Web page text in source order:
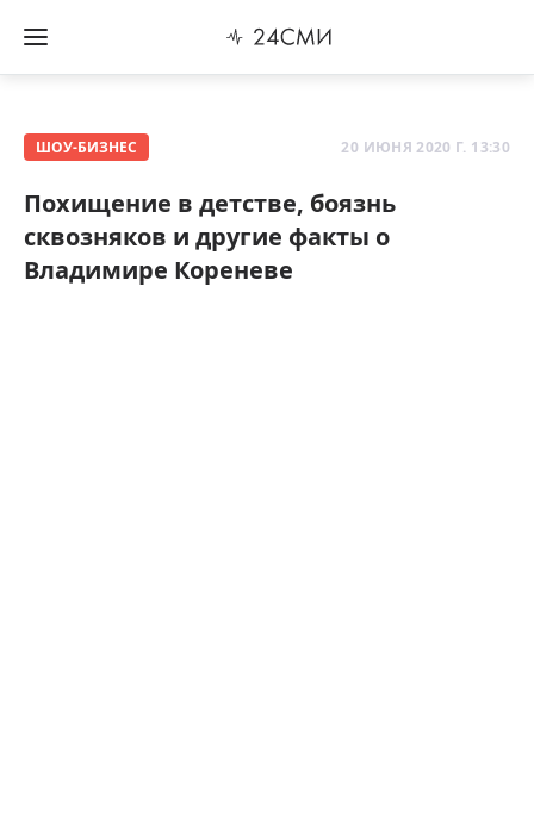
ШОУ-БИЗНЕС 20 ИЮНЯ 2020 Г. 13:30
Похищение в детстве, боязнь
сквозняков и другие факты о
Владимире Кореневе